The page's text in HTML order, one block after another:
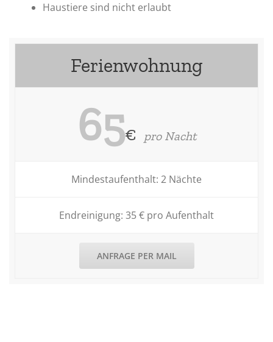
Haustiere sind nicht erlaubt
Ferienwohnung
65€ pro Nacht
Mindestaufenthalt: 2 Nächte
Endreinigung: 35 € pro Aufenthalt
ANFRAGE PER MAIL